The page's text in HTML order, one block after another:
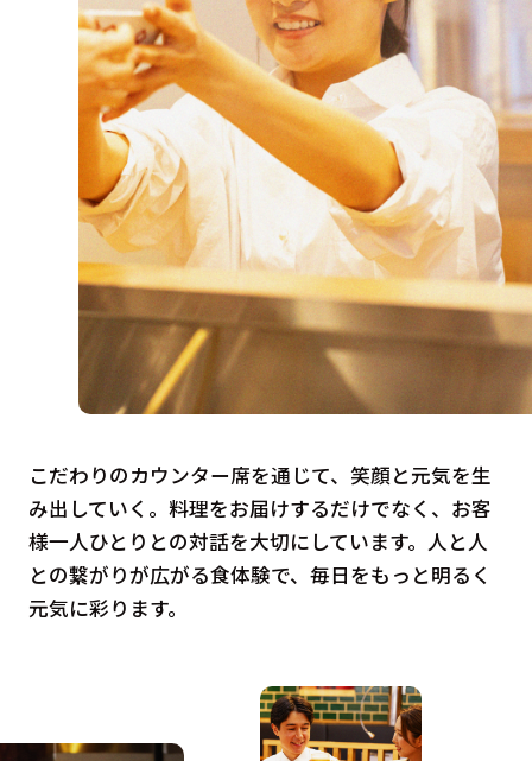
こだわりのカウンター席を通じて、笑顔と元気を生
み出していく。料理をお届けするだけでなく、お客
様一人ひとりとの対話を大切にしています。人と人
との繋がりが広がる食体験で、毎日をもっと明るく
元気に彩ります。